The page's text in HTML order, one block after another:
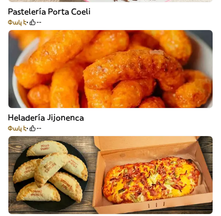
Pastelería Porta Coeli
Փակ է --
Heladería Jijonenca
Փակ է --